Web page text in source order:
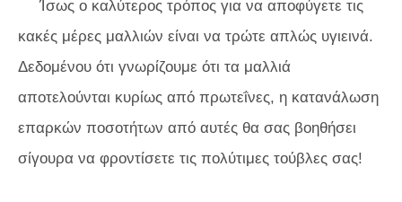
Ίσως ο καλύτερος τρόπος για να αποφύγετε τις
κακές μέρες μαλλιών είναι να τρώτε απλώς υγιεινά.
Δεδομένου ότι γνωρίζουμε ότι τα μαλλιά
αποτελούνται κυρίως από πρωτεΐνες, η κατανάλωση
επαρκών ποσοτήτων από αυτές θα σας βοηθήσει
σίγουρα να φροντίσετε τις πολύτιμες τούβλες σας!